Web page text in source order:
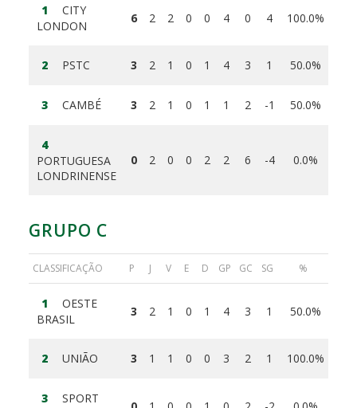
1
CITY
LONDON
6 2 2 0 0 4 0 4 100.0%
2 PSTC 3 2 1 0 1 4 3 1 50.0%
3 CAMBÉ 3 2 1 0 1 1 2 -1 50.0%
4
PORTUGUESA
LONDRINENSE
0 2 0 0 2 2 6 -4 0.0%
GRUPO C
CLASSIFICAÇÃO P J V E D GP GC SG %
1
OESTE
BRASIL
3 2 1 0 1 4 3 1 50.0%
2 UNIÃO 3 1 1 0 0 3 2 1 100.0%
3
SPORT